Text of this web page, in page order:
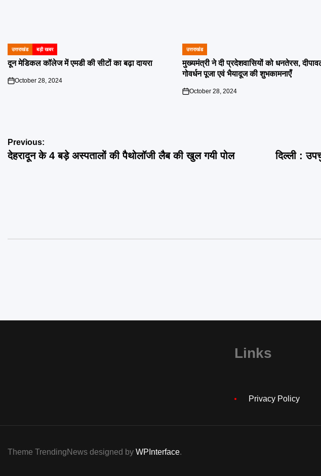
POSTED
IN
उत्तराखंड बड़ी खबर
दून मेडिकल कॉलेज में एमडी की सीटों का बढ़ा दायरा
on
October 28, 2024
POSTED
IN
उत्तराखंड
मुख्यमंत्री ने दी प्रदेशवासियों को धनतेरस,
गोवर्धन पूजा एवं भैयादूज की शुभकामनाएँ
on
October 28, 2024
Post
navigation
Previous:
देहरादून के 4 बड़े अस्पतालों की पैथोलॉजी लैब की खुल गयी पोल
दिल्ली :
Links
Privacy Policy
Theme TrendingNews designed by WPInterface.